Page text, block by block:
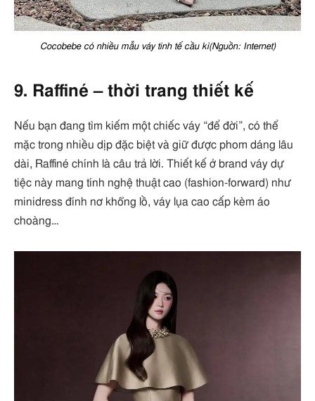
Cocobebe có nhiều mẫu váy tinh tế cầu kì(Nguồn: Internet)
9. Raffiné – thời trang thiết kế
Nếu bạn đang tìm kiếm một chiếc váy “để đời”, có thể
mặc trong nhiều dịp đặc biệt và giữ được phom dáng lâu
dài, Raffiné chính là câu trả lời. Thiết kế ở brand váy dự
tiệc này mang tính nghệ thuật cao (fashion-forward) như
minidress đính nơ khổng lồ, váy lụa cao cấp kèm áo
choàng…